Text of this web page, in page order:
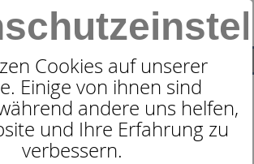
Cookies auf unserer
Einige von ihnen sind
andere uns helfen,
und Ihre Erfahrung zu
verbessern.
SUCHE
0
Innova RF